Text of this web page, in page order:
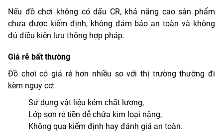
Nếu đồ chơi không có dấu CR, khả năng cao sản phẩm
chưa được kiểm định, không đảm bảo an toàn và không
đủ điều kiện lưu thông hợp pháp.
Giá rẻ bất thường
Đồ chơi có giá rẻ hơn nhiều so với thị trường thường đi
kèm nguy cơ:
Sử dụng vật liệu kém chất lượng,
Lớp sơn rẻ tiền dễ chứa kim loại nặng,
Không qua kiểm định hay đánh giá an toàn.